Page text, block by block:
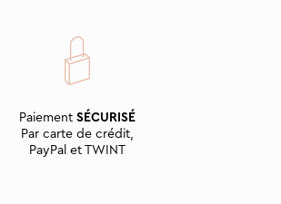
Paiement SÉCURISÉ
Par carte de crédit,
PayPal et TWINT